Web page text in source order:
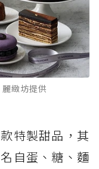
緻坊提供
特製甜品，其
自蛋、糖、麵